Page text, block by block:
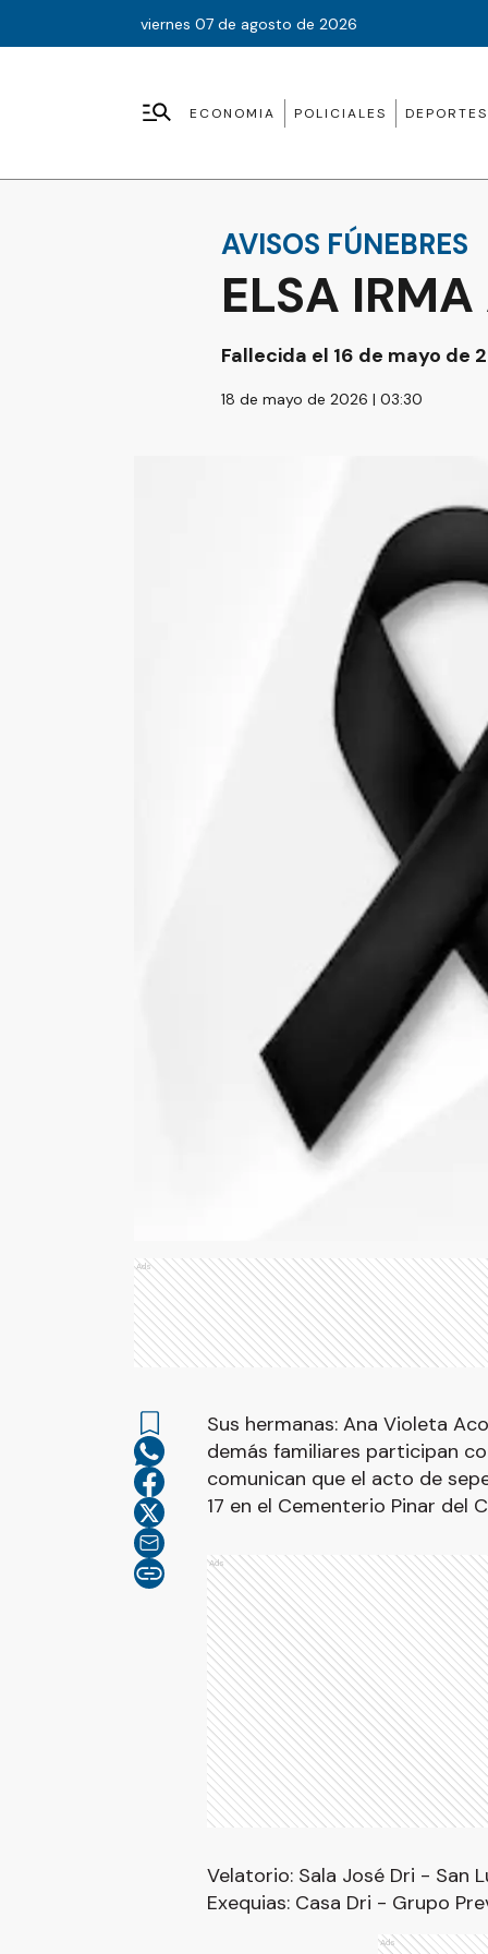
viernes 07 de agosto de 2026
ECONOMIA POLICIALES DEPORTES
AVISOS FÚNEBRES
ELSA
Fallecida el 16 de mayo de
18 de mayo de 2026 | 03:30
Ads
Sus hermanas: Ana Violeta
demás familiares participan
comunican que el acto de
17 en el Cementerio Pinar del
Ads
Velatorio: Sala José Dri - San
Exequias: Casa Dri - Grupo
Ads